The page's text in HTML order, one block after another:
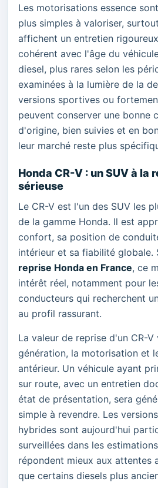
Les motorisations essence
plus simples à valoriser,
affichent un entretien
cohérent avec l'âge du
diesel, plus rares selon les
examinées à la lumière de la
versions sportives ou
peuvent conserver une bonne
d'origine, bien suivies et en
leur marché reste plus
Honda CR-V : un SUV à la
sérieuse
Le CR-V est l'un des SUV les
de la gamme Honda. Il est
confort, sa position de
intérieur et sa fiabilité globale.
reprise Honda en France, ce
intérêt réel, notamment pour
conducteurs qui recherchent
au profil rassurant.
La valeur de reprise d'un CR-V
génération, la motorisation et
antérieur. Un véhicule ayant
sur route, avec un entretien
état de présentation, sera
simple à revendre. Les
hybrides sont aujourd'hui
surveillées dans les
répondent mieux aux attentes
que certains diesels plus